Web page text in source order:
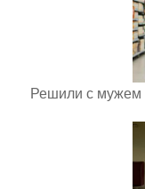
Решили с мужем